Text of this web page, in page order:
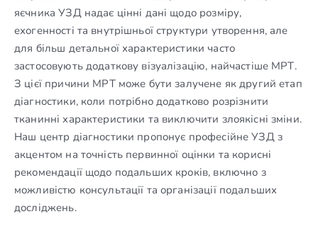
яєчника УЗД надає цінні дані щодо розміру,
ехогенності та внутрішньої структури утворення, але
для більш детальної характеристики часто
застосовують додаткову візуалізацію, найчастіше МРТ.
З цієї причини МРТ може бути залучене як другий етап
діагностики, коли потрібно додатково розрізнити
тканинні характеристики та виключити злоякісні зміни.
Наш центр діагностики пропонує професійне УЗД з
акцентом на точність первинної оцінки та корисні
рекомендації щодо подальших кроків, включно з
можливістю консультації та організації подальших
досліджень.